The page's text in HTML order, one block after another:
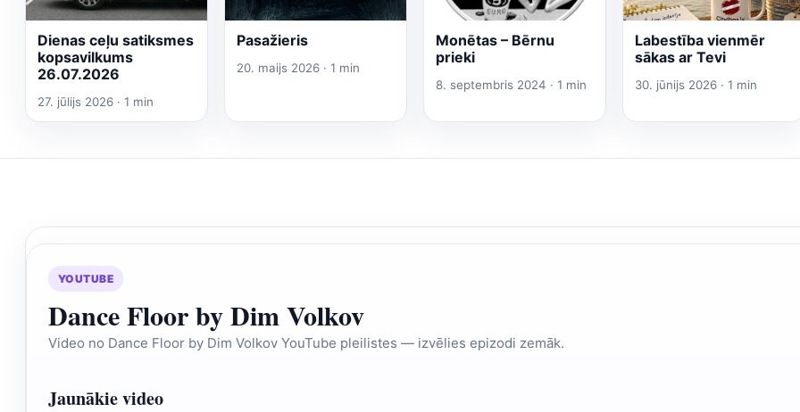
Dienas ceļu satiksmes
kopsavilkums
26.07.2026
27. jūlijs 2026 · 1 min
Pasažieris
20. maijs 2026 · 1 min
Monētas – Bērnu
prieki
8. septembris 2024 · 1 min
Labestība vienmēr
sākas ar Tevi
30. jūnijs 2026 · 1 min
YOUTUBE
Dance Floor by Dim Volkov
Video no Dance Floor by Dim Volkov YouTube pleilistes — izvēlies epizodi zemāk.
Jaunākie video